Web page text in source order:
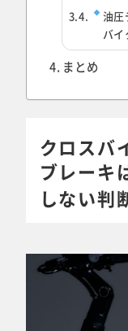
油圧
バ
まとめ
クロスバ
ブレーキ
しない判